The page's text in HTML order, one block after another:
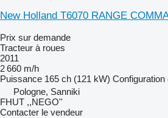
New Holland T6070 RANGE
Prix sur demande
Tracteur à roues
2011
2 660 m/h
Puissance 165 ch (121 kW) Configuration
Pologne, Sanniki
FHUT ,,NEGO''
Contacter le vendeur